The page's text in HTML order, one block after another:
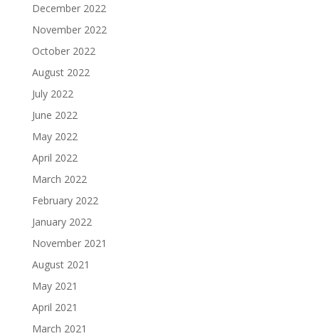
December 2022
November 2022
October 2022
August 2022
July 2022
June 2022
May 2022
April 2022
March 2022
February 2022
January 2022
November 2021
August 2021
May 2021
April 2021
March 2021